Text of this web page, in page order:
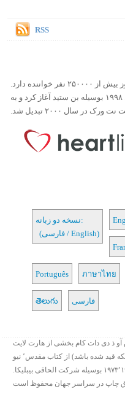
RSS
خواننده دارد.
ورس آو ذ دی دات کام کار خود را در سال ۱۹۹۸ بوسیله بن ستید آغاز کرد و به
در سال ۲۰۰۰ تبدیل شد.
نسخه دو زبانه:
(فارسی / English)
Português ภาษาไทย
తెలుగు فارسی
آو ذ دی دات کام بخشی از هارت لایت
نت ورک است. تمام نقل قولها ( مگر اینکه قید شده باشد) از کتاب مقدس٬ نیو
انترناشنال ورژن برگرفته شده. ۱۹۷۳٬۱۹۷۸٬۱۹۸۴٬۲۰۱۱ بوسیله شرکت الحاقی بیبلیکا.
چاپ در سراسر جهان محفوظ است